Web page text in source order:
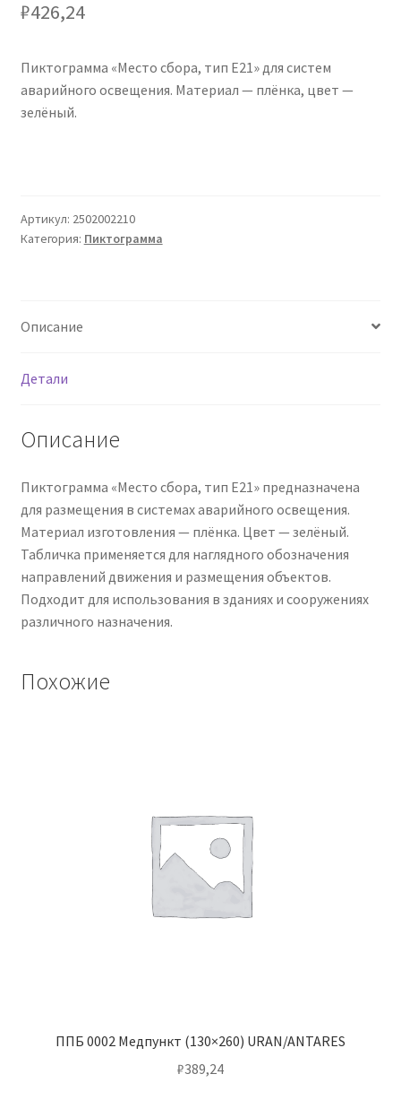
Сертификаты
₽426,24
Пиктограмма «Место сбора, тип Е21» для систем
аварийного освещения. Материал — плёнка, цвет —
зелёный.
Артикул: 2502002210
Категория: Пиктограмма
Описание
Детали
Описание
Пиктограмма «Место сбора, тип Е21» предназначена
для размещения в системах аварийного освещения.
Материал изготовления — плёнка. Цвет — зелёный.
Табличка применяется для наглядного обозначения
направлений движения и размещения объектов.
Подходит для использования в зданиях и сооружениях
различного назначения.
Похожие
ППБ 0002 Медпункт (130×260) URAN/ANTARES
₽389,24